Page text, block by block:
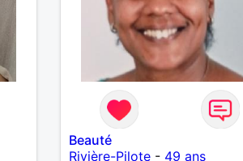
Beauté
Rivière-Pilote - 49 ans